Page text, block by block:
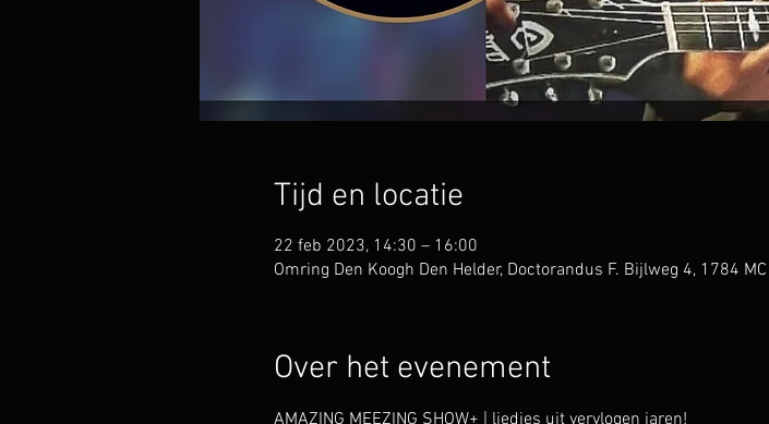
Tijd en locatie
22 feb 2023, 14:30 – 16:00
Omring Den Koogh Den Helder, Doctorandus F. Bijlweg 4, 1784
Over het evenement
AMAZING MEEZING SHOW+ | liedjes uit vervlogen jaren!